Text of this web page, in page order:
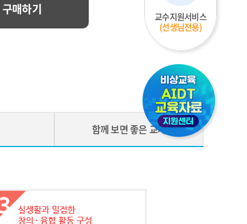
구매하기
함께 보면 좋은 교재
교수지원서비스
(선생님전용)